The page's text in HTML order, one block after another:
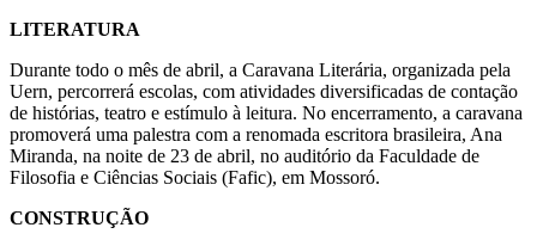
LITERATURA
Durante todo o mês de abril, a Caravana Literária, organizada pela
Uern, percorrerá escolas, com atividades diversificadas de contação
de histórias, teatro e estímulo à leitura. No encerramento, a caravana
promoverá uma palestra com a renomada escritora brasileira, Ana
Miranda, na noite de 23 de abril, no auditório da Faculdade de
Filosofia e Ciências Sociais (Fafic), em Mossoró.
CONSTRUÇÃO